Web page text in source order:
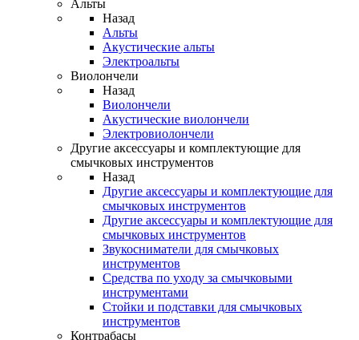
Альты
Назад
Альты
Акустические альты
Электроальты
Виолончели
Назад
Виолончели
Акустические виолончели
Электровиолончели
Другие аксессуары и комплектующие для
смычковых инструментов
Назад
Другие аксессуары и комплектующие для
смычковых инструментов
Другие аксессуары и комплектующие для
смычковых инструментов
Звукосниматели для смычковых
инструментов
Средства по уходу за смычковыми
инструментами
Стойки и подставки для смычковых
инструментов
Контрабасы